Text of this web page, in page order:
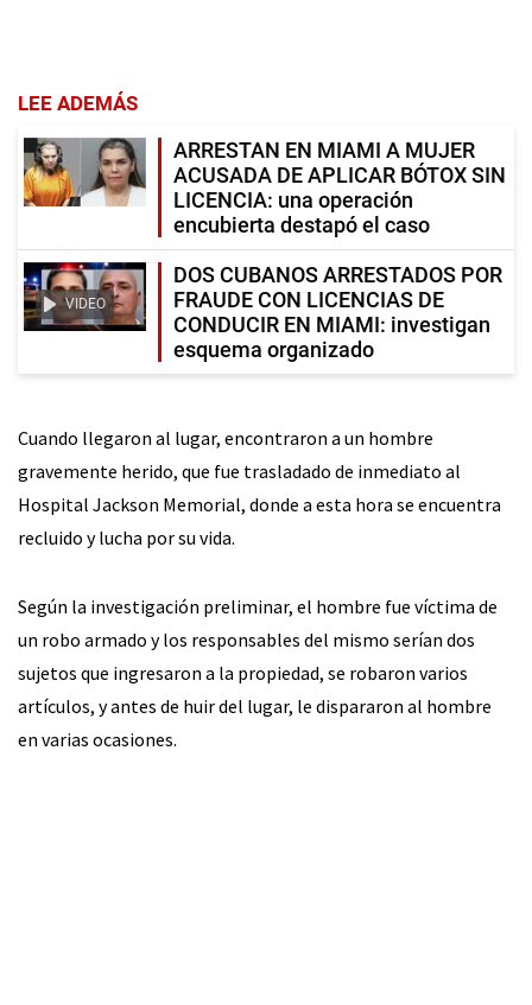
LEE ADEMÁS
ARRESTAN EN MIAMI A MUJER
ACUSADA DE APLICAR BÓTOX SIN
LICENCIA: una operación
encubierta destapó el caso
VIDEO
DOS CUBANOS ARRESTADOS POR
FRAUDE CON LICENCIAS DE
CONDUCIR EN MIAMI: investigan
esquema organizado
Cuando llegaron al lugar, encontraron a un hombre
gravemente herido, que fue trasladado de inmediato al
Hospital Jackson Memorial, donde a esta hora se encuentra
recluido y lucha por su vida.
Según la investigación preliminar, el hombre fue víctima de
un robo armado y los responsables del mismo serían dos
sujetos que ingresaron a la propiedad, se robaron varios
artículos, y antes de huir del lugar, le dispararon al hombre
en varias ocasiones.